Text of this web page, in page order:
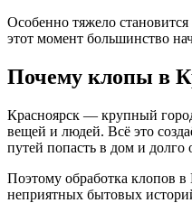
Особенно тяжело
этот момент большинство
Почему клопы в
Красноярск — крупный
вещей и людей. Всё это
путей попасть в дом и долго
Поэтому обработка клопов в
неприятных бытовых